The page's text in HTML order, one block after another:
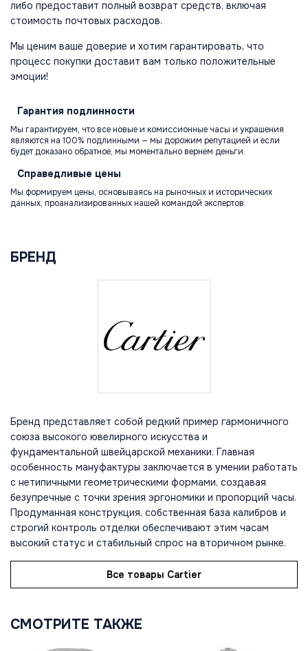
либо предоставит полный возврат средств, включая
стоимость почтовых расходов.
Мы ценим ваше доверие и хотим гарантировать, что
процесс покупки доставит вам только положительные
эмоции!
Гарантия подлинности
Мы гарантируем, что все новые и комиссионные часы и украшения
являются на 100% подлинными — мы дорожим репутацией и если
будет доказано обратное, мы моментально вернем деньги.
Справедливые цены
Мы формируем цены, основываясь на рыночных и исторических
данных, проанализированных нашей командой экспертов.
БРЕНД
Бренд представляет собой редкий пример гармоничного
союза высокого ювелирного искусства и
фундаментальной швейцарской механики. Главная
особенность мануфактуры заключается в умении работать
с нетипичными геометрическими формами, создавая
безупречные с точки зрения эргономики и пропорций часы.
Продуманная конструкция, собственная база калибров и
строгий контроль отделки обеспечивают этим часам
высокий статус и стабильный спрос на вторичном рынке.
Все товары Cartier
СМОТРИТЕ ТАКЖЕ